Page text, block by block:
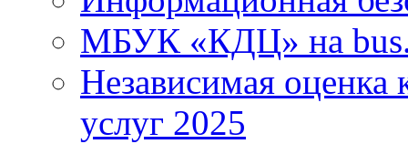
МБУК «КДЦ» на
Независимая оценка
услуг 2025